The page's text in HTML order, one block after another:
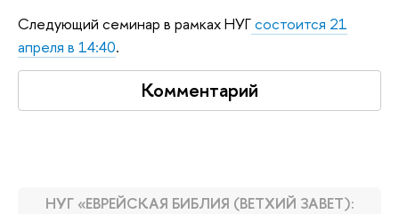
Следующий семинар в рамках НУГсостоится 21
апреля в 14:40.
Комментарий
НУГ «ЕВРЕЙСКАЯ БИБЛИЯ (ВЕТХИЙ ЗАВЕТ):